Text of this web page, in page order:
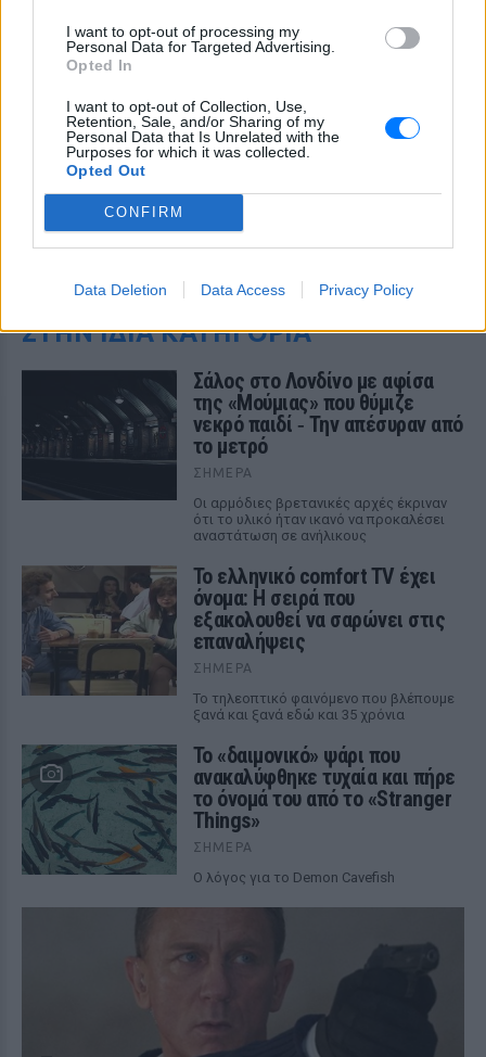
I want to opt-out of processing my
Personal Data for Targeted Advertising.
Opted In
I want to opt-out of Collection, Use,
Retention, Sale, and/or Sharing of my
Personal Data that Is Unrelated with the
Purposes for which it was collected.
Opted Out
CONFIRM
Data Deletion Data Access Privacy Policy
ΔΕΙΤΕ ΕΠΙΣΗΣ
ΣΤΗΝ ΙΔΙΑ ΚΑΤΗΓΟΡΙΑ
Σάλος στο Λονδίνο με αφίσα
της «Μούμιας» που θύμιζε
νεκρό παιδί ‑ Την απέσυραν από
το μετρό
ΣΉΜΕΡΑ
Οι αρμόδιες βρετανικές αρχές έκριναν
ότι το υλικό ήταν ικανό να προκαλέσει
αναστάτωση σε ανήλικους
Το ελληνικό comfort TV έχει
όνομα: Η σειρά που
εξακολουθεί να σαρώνει στις
επαναλήψεις
ΣΉΜΕΡΑ
Το τηλεοπτικό φαινόμενο που βλέπουμε
ξανά και ξανά εδώ και 35 χρόνια
Το «δαιμονικό» ψάρι που
ανακαλύφθηκε τυχαία και πήρε
το όνομά του από το «Stranger
Things»
ΣΉΜΕΡΑ
Ο λόγος για το Demon Cavefish